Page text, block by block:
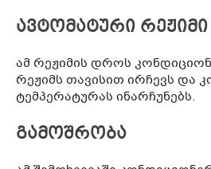
ავტომატური რეჟიმი
ამ რეჟიმის დროს
რეჟიმს თავისით ირჩევს
ტემპერატურას ინარჩუნებს.
გამოშრობა